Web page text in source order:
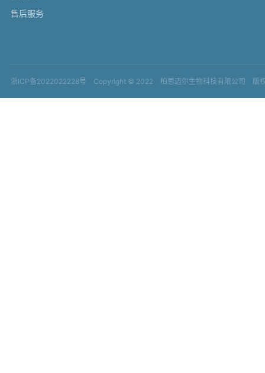
售后服务
浙ICP备2022022228号 Copyright © 2022 柏思迈尔生物科技有限公司 版